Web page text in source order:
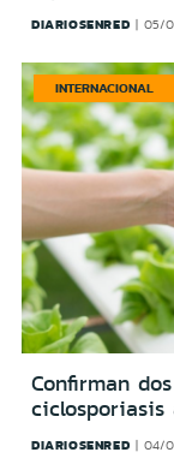
DIARIOSENRED 05/
INTERNACIONAL
Confirman
ciclosporiasis
DIARIOSENRED 04/